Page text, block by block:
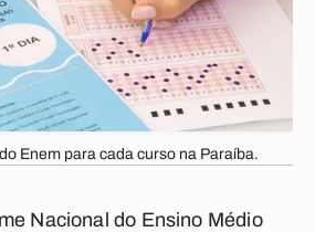
Enem para cada curso na Paraíba.
Nacional do Ensino Médio